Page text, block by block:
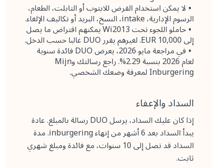
لا يمكن استخدام القرض للابتوب أو التابلت، الطعام،
الرسوم الإدارية، intake، النسخ، البريد أو تكاليف الإلغاء.
حاملو اللجوء تحت Wi2013 يمكنهم اقتراض ما يصل
إلى 10,000 EUR. لغيرهم يقرر DUO غالبا حسب الدخل.
في مراجعة مايو 2026، يعرض DUO فائدة سنوية
لعام 2026 بنسبة 2.29%. راجع رسالتك وMijn
Inburgering لمعرفة وضعك الشخصي.
السداد والإعفاء
إذا كان عليك السداد، يرسل DUO رسالة بالمبلغ. عادة
يبدأ السداد بعد 6 أشهر من إنهاء inburgering. مدة
السداد قد تصل إلى 10 سنوات، مع فائدة ومبلغ شهري
ثابت.